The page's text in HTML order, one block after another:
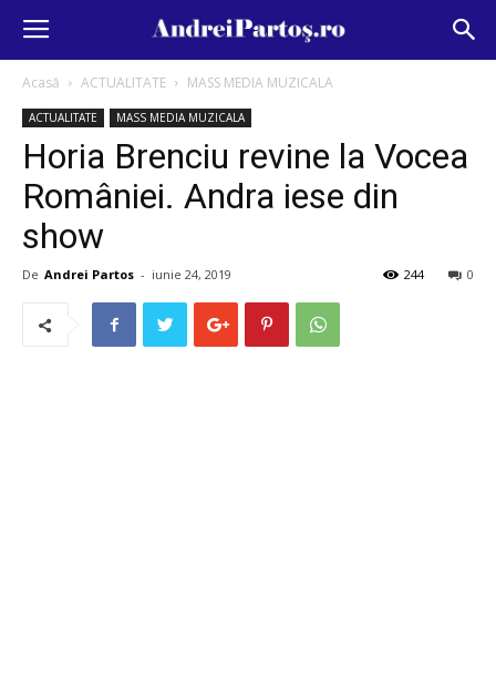
Acasă ACTUALITATE MASS MEDIA MUZICALA
ACTUALITATE MASS MEDIA MUZICALA
Horia Brenciu revine la Vocea
României. Andra iese din
show
De Andrei Partos - iunie 24, 2019 0
244